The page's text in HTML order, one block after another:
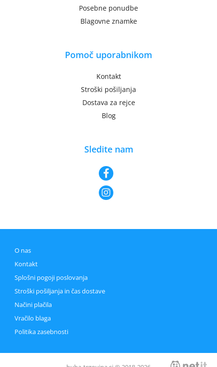
Posebne ponudbe
Blagovne znamke
Pomoč uporabnikom
Kontakt
Stroški pošiljanja
Dostava za rejce
Blog
Sledite nam
O nas
Kontakt
Splošni pogoji poslovanja
Stroški pošiljanja in čas dostave
Načini plačila
Vračilo blaga
Politika zasebnosti